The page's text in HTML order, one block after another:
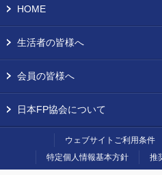
HOME
生活者の皆様へ
会員の皆様へ
日本FP協会について
ウェブサイトご利用条件
特定個人情報基本方針
推